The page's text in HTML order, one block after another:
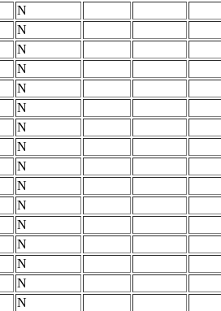
N
N
N
N
N
N
N
N
N
N
N
N
N
N
N
N